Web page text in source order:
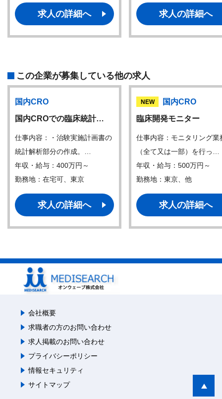
求人の詳細へ 求人の詳細へ
この企業が募集している他の求人
国内CRO
国内CROでの臨床統計…
仕事内容：・治験実施計画書の
統計解析部分の作成。…
年収・給与：400万円～
勤務地：在宅可、東京
求人の詳細へ
NEW
国内CRO
臨床開発モニター
仕事内容：モニタリング業
（全て又は一部）を行っ…
年収・給与：500万円～
勤務地：東京、他
求人の詳細へ
会社概要
求職者の方のお問い合わせ
求人掲載のお問い合わせ
プライバシーポリシー
情報セキュリティ
サイトマップ